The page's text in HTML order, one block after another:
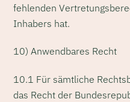
fehlenden
Inhabers hat.
10) Anwendbares Recht
10.1 Für sämtliche
das Recht der